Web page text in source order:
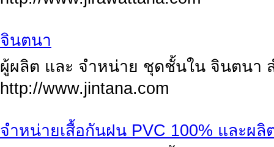
จินตนา
ผู้ผลิต และ จำหน่าย ชุดชั้นใน จินตนา
http://www.jintana.com
จำหน่ายเสื้อกันฝน PVC 100% และผ